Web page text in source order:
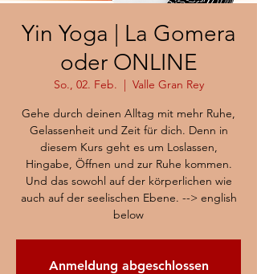
Yin Yoga | La Gomera
oder ONLINE
So., 02. Feb.
  |
Valle Gran Rey
Gehe durch deinen Alltag mit mehr Ruhe,
Gelassenheit und Zeit für dich. Denn in
diesem Kurs geht es um Loslassen,
Hingabe, Öffnen und zur Ruhe kommen.
Und das sowohl auf der körperlichen wie
auch auf der seelischen Ebene. --> english
below
Anmeldung abgeschlossen